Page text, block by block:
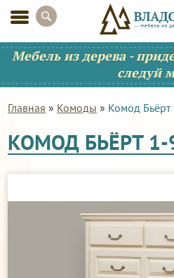
Мебель из дерева -
следуй
Главная » Комоды » Комод Бьёрт
КОМОД БЬЁРТ 1-